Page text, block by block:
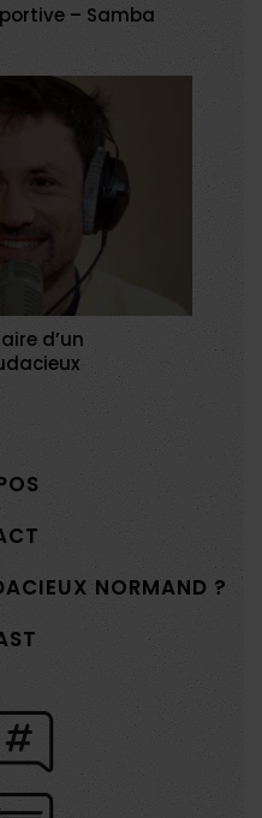
– Samba
d’un
NORMAND ?